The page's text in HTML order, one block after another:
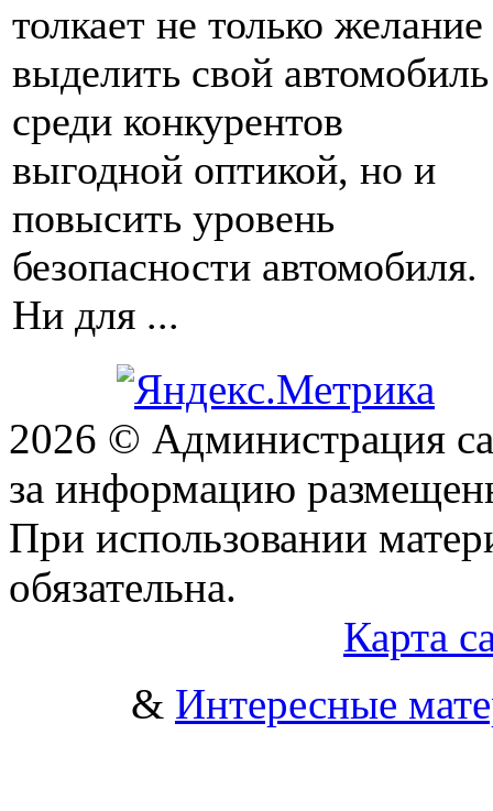
толкает не только желание
выделить свой автомобиль
среди конкурентов
выгодной оптикой, но и
повысить уровень
безопасности автомобиля.
Ни для ...
2026 © Администрация
за информацию
При использовании
обязательна.
Карта
& Интересные